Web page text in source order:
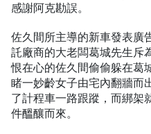
感謝阿克勘誤。
佐久間所主導的新車發表廣
託廠商的大老闆葛城先生斥
恨在心的佐久間偷偷躲在葛
睹一妙齡女子由宅內翻牆而
了計程車一路跟蹤，而綁架
件醞釀而來。